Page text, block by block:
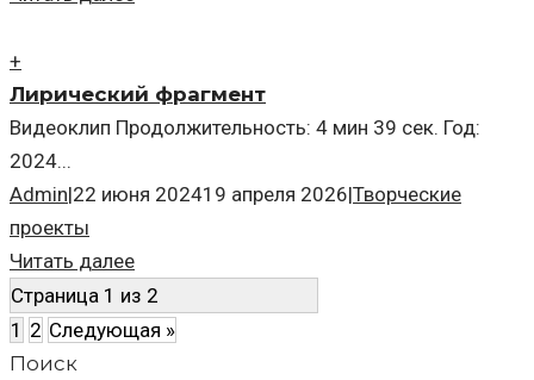
+
Лирический фрагмент
Видеоклип Продолжительность: 4 мин 39 сек. Год:
2024...
Admin|22 июня 202419 апреля 2026|Творческие
проекты
Читать далее
Страница 1 из 2
1 2 Следующая »
Поиск